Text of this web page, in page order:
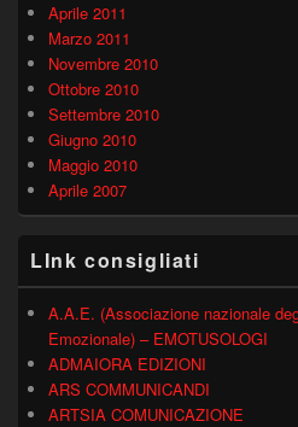
Aprile 2011
Marzo 2011
Novembre 2010
Ottobre 2010
Settembre 2010
Giugno 2010
Maggio 2010
Aprile 2007
LInk consigliati
A.A.E. (Associazione nazionale
Emozionale) – EMOTUSOLOGI
ADMAIORA EDIZIONI
ARS COMMUNICANDI
ARTSIA COMUNICAZIONE